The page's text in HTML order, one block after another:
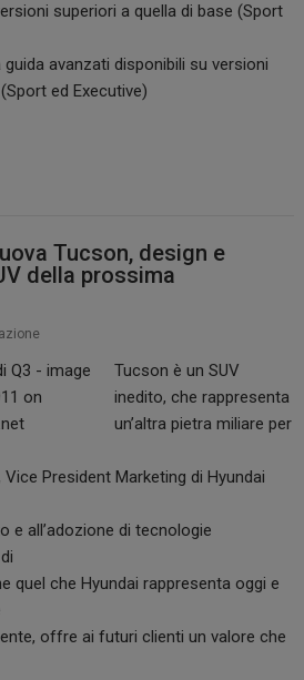
superiori a quella di base (Sport
avanzati disponibili su versioni
ed Executive)
Tucson, design e
della prossima
Tucson è un SUV
inedito, che rappresenta
un’altra pietra miliare per
President Marketing di Hyundai
e all’adozione di tecnologie
quel che Hyundai rappresenta oggi e
offre ai futuri clienti un valore che